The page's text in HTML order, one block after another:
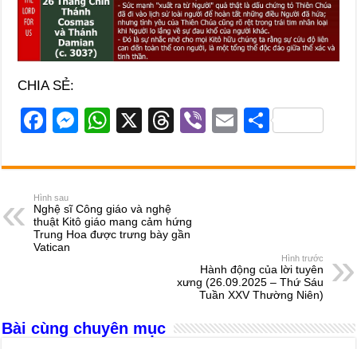
CHIA SẺ:
F
c
e
b
o
M
ss
n
g
W
at
A
p
X
T
e
d
s
Vi
er
E
ail
S
ar
Hình sau
Nghệ sĩ Công giáo và nghệ
thuật Kitô giáo mang cảm hứng
Trung Hoa được trưng bày gần
Vatican
Hình trước
Hành động của lời tuyên
xưng (26.09.2025 – Thứ Sáu
Tuần XXV Thường Niên)
Bài cùng chuyên mục